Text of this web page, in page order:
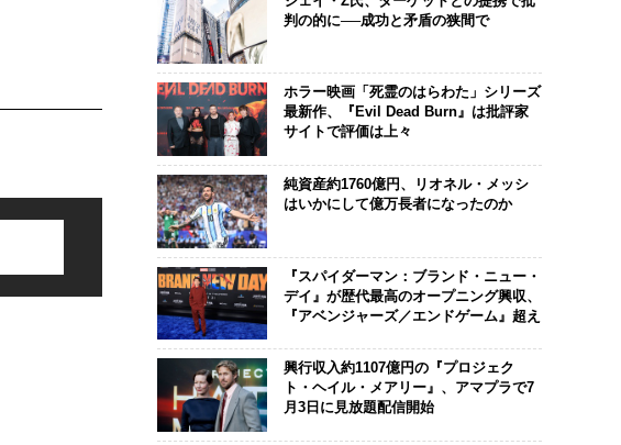
判の的に──成功と矛盾の狭間で
ホラー映画「死霊のはらわた」シリーズ
最新作、『Evil Dead Burn』は批評家
サイトで評価は上々
純資産約1760億円、リオネル・メッシ
はいかにして億万長者になったのか
『スパイダーマン：ブランド・ニュー・
デイ』が歴代最高のオープニング興収、
『アベンジャーズ／エンドゲーム』超え
興行収入約1107億円の『プロジェク
ト・ヘイル・メアリー』、アマプラで7
月3日に見放題配信開始